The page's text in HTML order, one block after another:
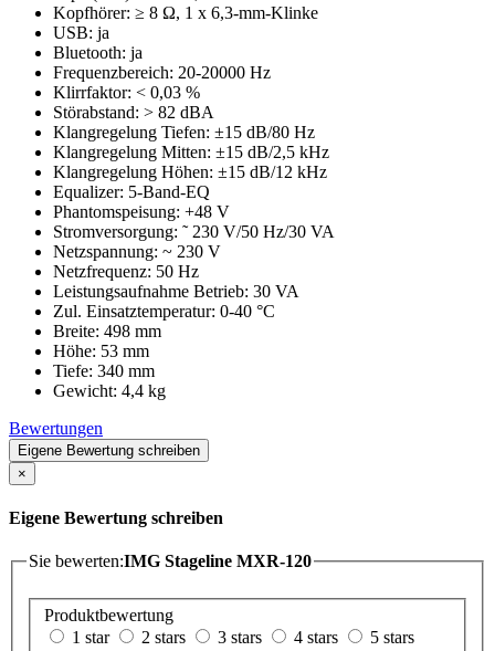
Kopfhörer: ≥ 8 Ω, 1 x 6,3-mm-Klinke
USB: ja
Bluetooth: ja
Frequenzbereich: 20-20000 Hz
Klirrfaktor: < 0,03 %
Störabstand: > 82 dBA
Klangregelung Tiefen: ±15 dB/80 Hz
Klangregelung Mitten: ±15 dB/2,5 kHz
Klangregelung Höhen: ±15 dB/12 kHz
Equalizer: 5-Band-EQ
Phantomspeisung: +48 V
Stromversorgung: ˜ 230 V/50 Hz/30 VA
Netzspannung: ~ 230 V
Netzfrequenz: 50 Hz
Leistungsaufnahme Betrieb: 30 VA
Zul. Einsatztemperatur: 0-40 °C
Breite: 498 mm
Höhe: 53 mm
Tiefe: 340 mm
Gewicht: 4,4 kg
Bewertungen
Eigene Bewertung schreiben
×
Eigene Bewertung schreiben
Sie bewerten:IMG Stageline MXR-120
Produktbewertung
1 star
2 stars 3 stars 4 stars
5 stars